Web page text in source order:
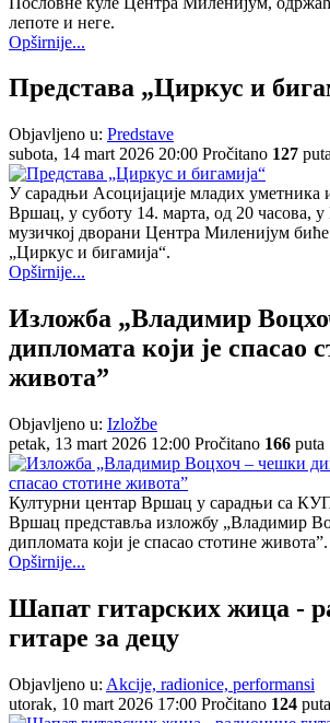
лепоте и неге.
Opširnije...
Представа „Циркус и
Objavljeno u: Predstave
subota, 14 mart 2026 20:00 Pročitano 127 puta
У сарадњи Асоцијације младих уметника
Вршац, у суботу 14. марта, од 20 часова,
музичкој дворани Центра Миленијум биће
„Циркус и бигамија“.
Opširnije...
Изложба „Владимир
дипломата који је спасао
живота”
Objavljeno u: Izložbe
petak, 13 mart 2026 12:00 Pročitano 166 puta
Културни центар Вршац у сарадњи са
Вршац представља изложбу „Владимир
дипломата који је спасао стотине живота”.
Opširnije...
Шапат гитарских жица -
гитаре за децу
Objavljeno u: Akcije, radionice, performansi
utorak, 10 mart 2026 17:00 Pročitano 124 puta